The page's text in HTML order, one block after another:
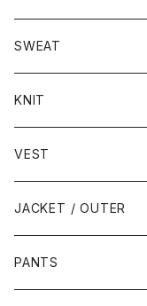
SWEAT
KNIT
VEST
JACKET / OUTER
PANTS